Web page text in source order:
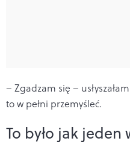
– Zgadzam się –
to w pełni przemyśleć.
To było jak jeden